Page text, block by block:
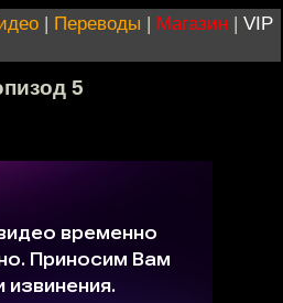
| Переводы | Магазин | VIP
5